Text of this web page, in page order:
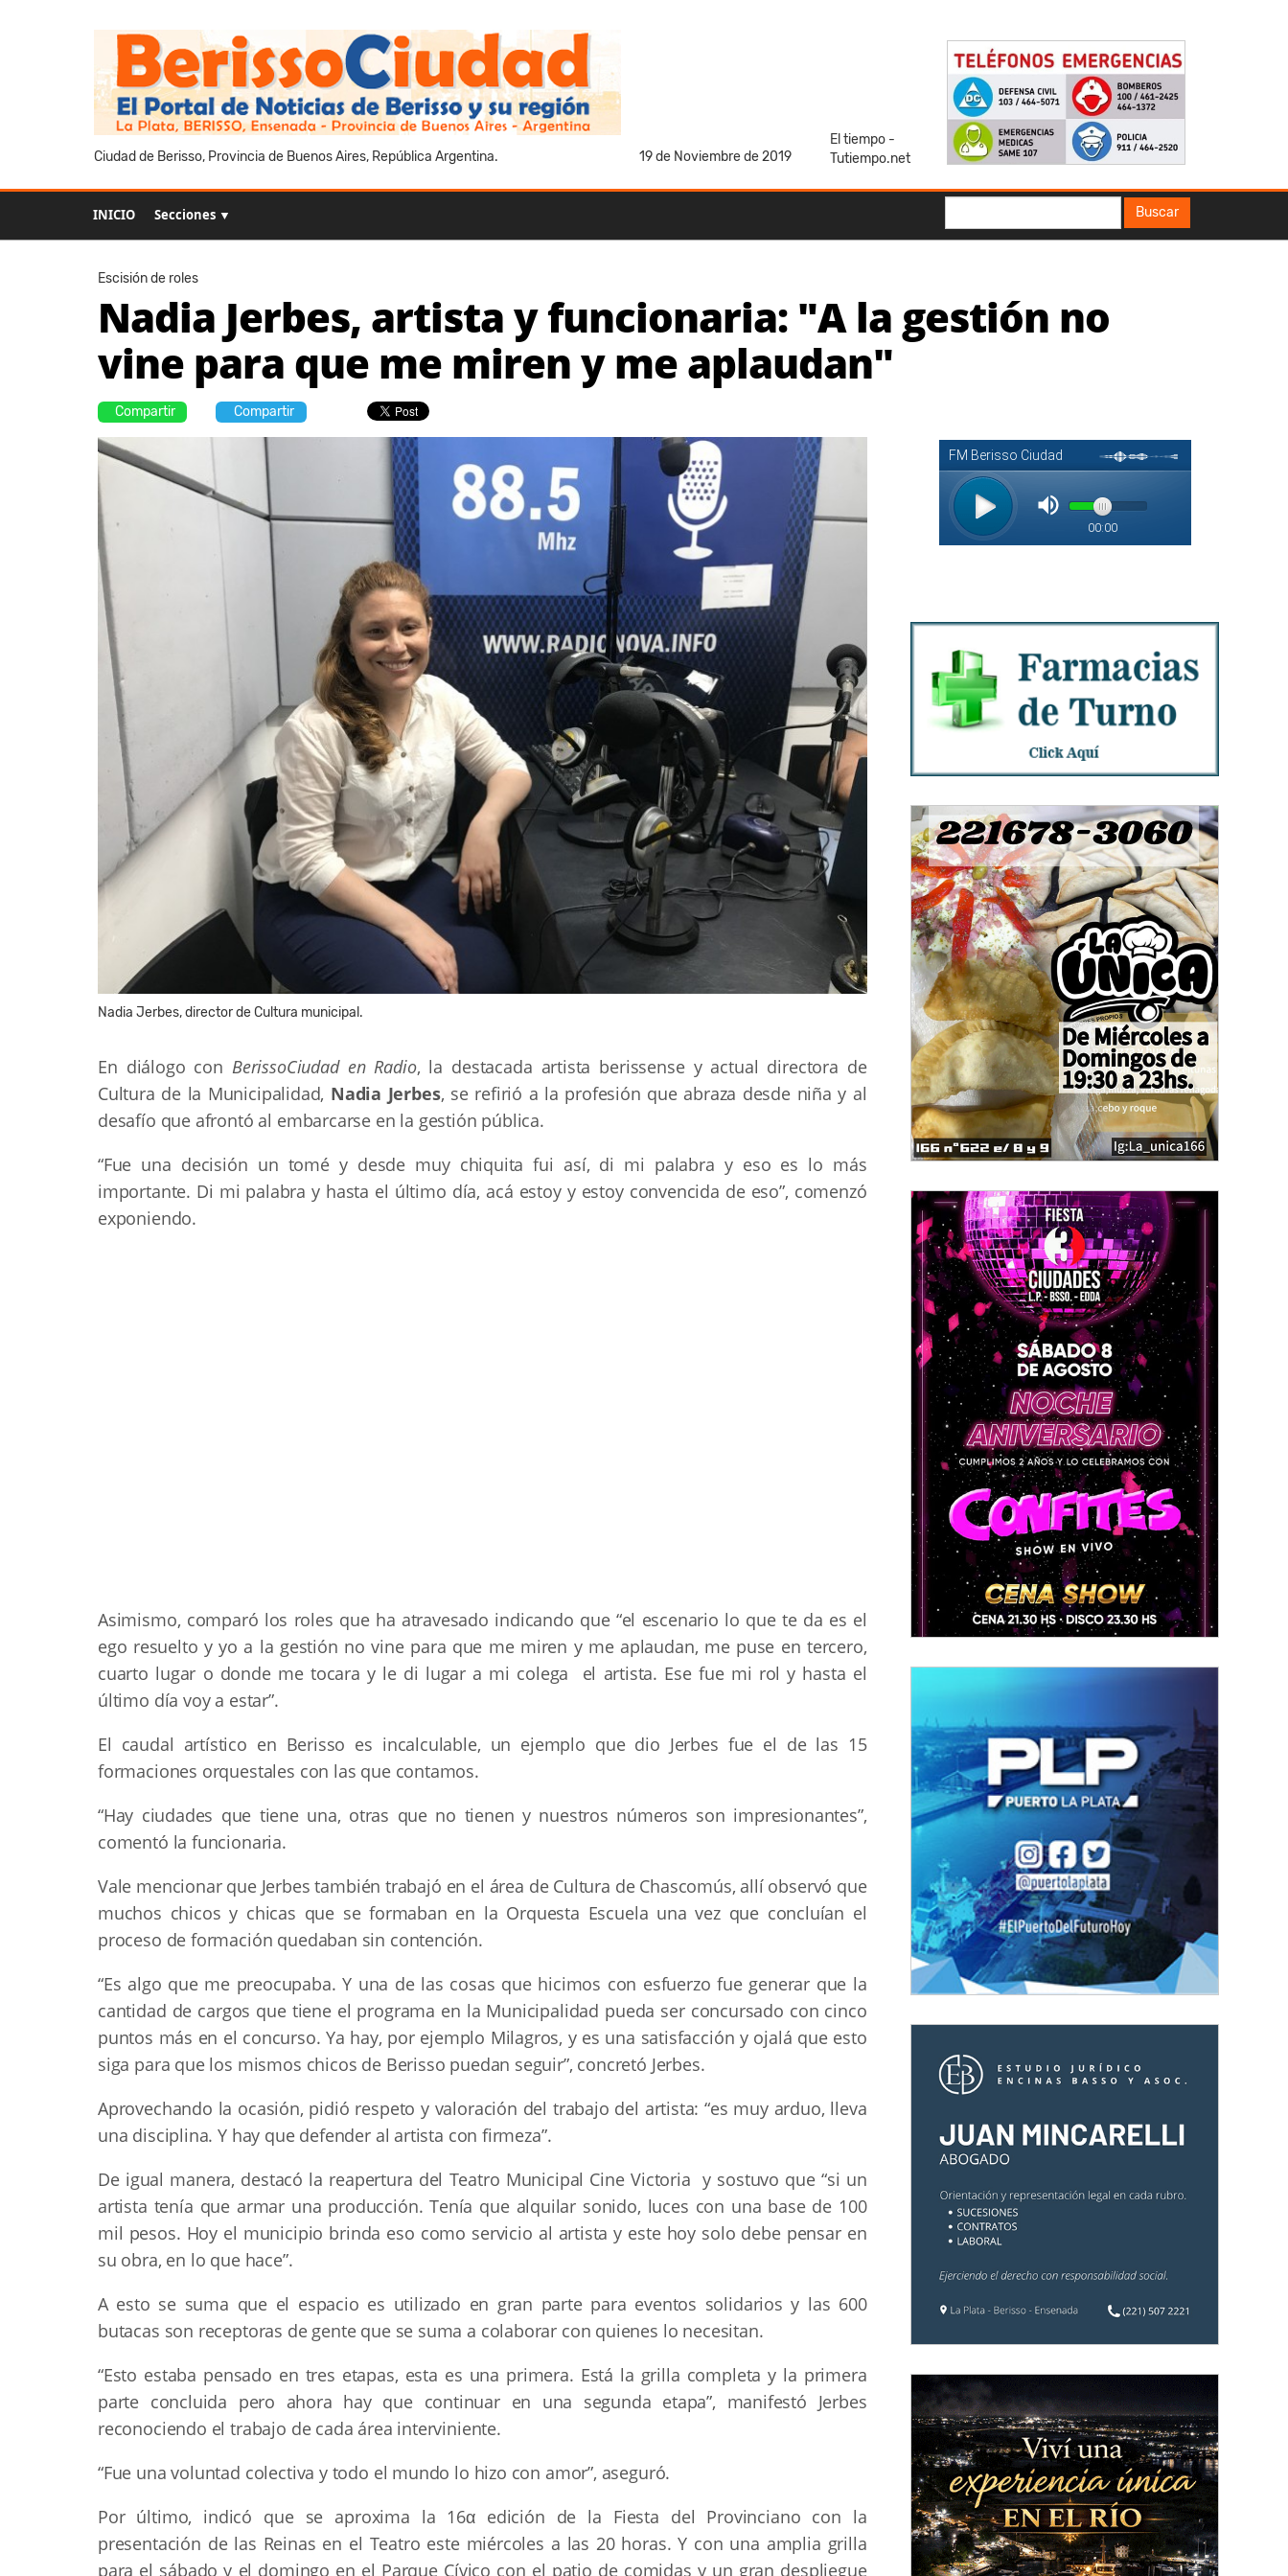
Ciudad de Berisso, Provincia de Buenos Aires, República Argentina. 19 de Noviembre de 2019
El tiempo -
Tutiempo.net
INICIO Secciones ▼ Buscar
Escisión de roles
Nadia Jerbes, artista y funcionaria: "A la gestión no
vine para que me miren y me aplaudan"
Compartir Compartir
Nadia Jerbes, director de Cultura municipal.
En diálogo con BerissoCiudad en Radio, la destacada artista berissense y actual directora de
Cultura de la Municipalidad, Nadia Jerbes, se refirió a la profesión que abraza desde niña y al
desafío que afrontó al embarcarse en la gestión pública.
“Fue una decisión un tomé y desde muy chiquita fui así, di mi palabra y eso es lo más
importante. Di mi palabra y hasta el último día, acá estoy y estoy convencida de eso”, comenzó
exponiendo.
Asimismo, comparó los roles que ha atravesado indicando que “el escenario lo que te da es el
ego resuelto y yo a la gestión no vine para que me miren y me aplaudan, me puse en tercero,
cuarto lugar o donde me tocara y le di lugar a mi colega el artista. Ese fue mi rol y hasta el
último día voy a estar”.
El caudal artístico en Berisso es incalculable, un ejemplo que dio Jerbes fue el de las 15
formaciones orquestales con las que contamos.
“Hay ciudades que tiene una, otras que no tienen y nuestros números son impresionantes”,
comentó la funcionaria.
Vale mencionar que Jerbes también trabajó en el área de Cultura de Chascomús, allí observó que
muchos chicos y chicas que se formaban en la Orquesta Escuela una vez que concluían el
proceso de formación quedaban sin contención.
“Es algo que me preocupaba. Y una de las cosas que hicimos con esfuerzo fue generar que la
cantidad de cargos que tiene el programa en la Municipalidad pueda ser concursado con cinco
puntos más en el concurso. Ya hay, por ejemplo Milagros, y es una satisfacción y ojalá que esto
siga para que los mismos chicos de Berisso puedan seguir”, concretó Jerbes.
Aprovechando la ocasión, pidió respeto y valoración del trabajo del artista: “es muy arduo, lleva
una disciplina. Y hay que defender al artista con firmeza”.
De igual manera, destacó la reapertura del Teatro Municipal Cine Victoria y sostuvo que “si un
artista tenía que armar una producción. Tenía que alquilar sonido, luces con una base de 100
mil pesos. Hoy el municipio brinda eso como servicio al artista y este hoy solo debe pensar en
su obra, en lo que hace”.
A esto se suma que el espacio es utilizado en gran parte para eventos solidarios y las 600
butacas son receptoras de gente que se suma a colaborar con quienes lo necesitan.
“Esto estaba pensado en tres etapas, esta es una primera. Está la grilla completa y la primera
parte concluida pero ahora hay que continuar en una segunda etapa”, manifestó Jerbes
reconociendo el trabajo de cada área interviniente.
“Fue una voluntad colectiva y todo el mundo lo hizo con amor”, aseguró.
Por último, indicó que se aproxima la 16α edición de la Fiesta del Provinciano con la
presentación de las Reinas en el Teatro este miércoles a las 20 horas. Y con una amplia grilla
para el sábado y el domingo en el Parque Cívico con el patio de comidas y un gran despliegue